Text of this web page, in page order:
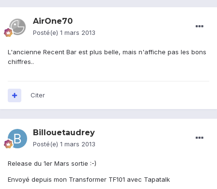
AirOne70
Posté(e) 1 mars 2013
L'ancienne Recent Bar est plus belle, mais n'affiche pas les bons
chiffres..
Citer
Billouetaudrey
Posté(e) 1 mars 2013
Release du 1er Mars sortie :-)
Envoyé depuis mon Transformer TF101 avec Tapatalk